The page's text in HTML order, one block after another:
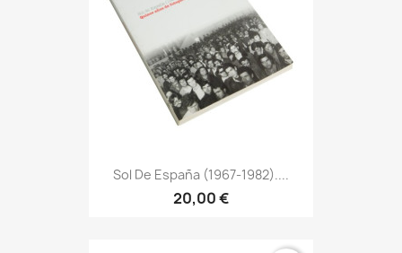
Sol De España (1967-1982)....
20,00 €